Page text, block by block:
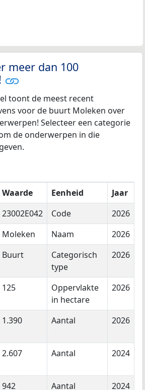
meer dan 100
toont de meest recent
voor de buurt Moleken over
Selecteer een categorie
de onderwerpen in die
Waarde Eenheid
Jaar
23002E042 Code
2026
Moleken Naam
2026
Buurt
Categorisch
type
2026
125
Oppervlakte
in hectare
2026
1.390 Aantal 2026
2.607 Aantal 2024
942 Aantal 2024